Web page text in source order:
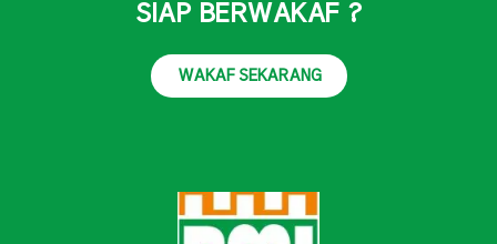
SIAP BERWAKAF ?
WAKAF SEKARANG